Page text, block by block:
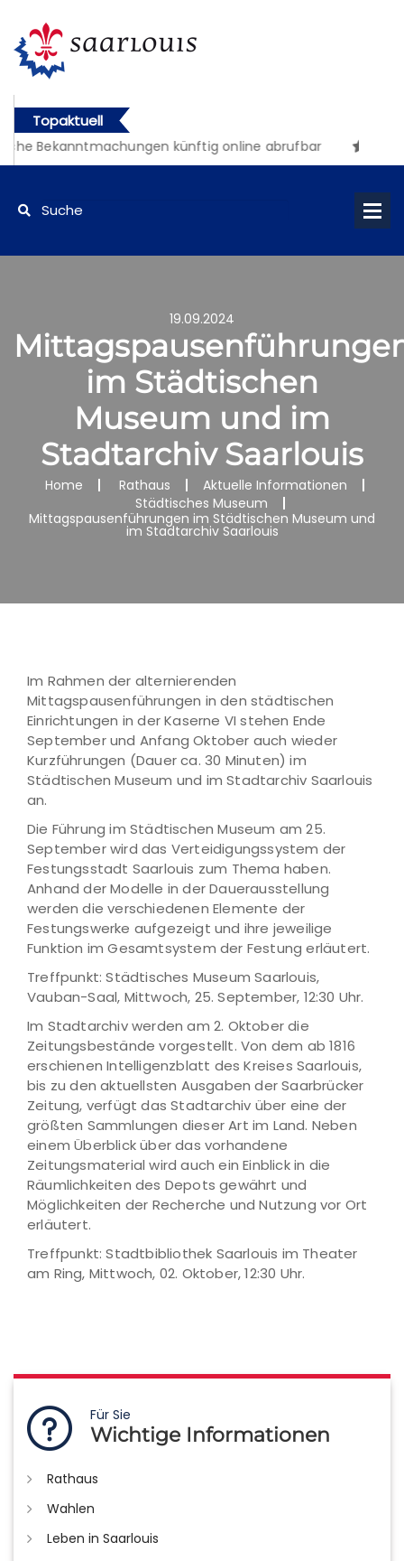
Topaktuell
Bekanntmachungen künftig online abrufbar
19.09.2024
im Städtischen
Museum und im
Stadtarchiv Saarlouis
Home Rathaus
Aktuelle Informationen
Städtisches Museum
Mittagspausenführungen im Städtischen Museum und
im Stadtarchiv Saarlouis
Im Rahmen der alternierenden
Mittagspausenführungen in den städtischen
Einrichtungen in der Kaserne VI stehen Ende
September und Anfang Oktober auch wieder
Kurzführungen (Dauer ca. 30 Minuten) im
Städtischen Museum und im Stadtarchiv Saarlouis
an.
Die Führung im Städtischen Museum am 25.
September wird das Verteidigungssystem der
Festungsstadt Saarlouis zum Thema haben.
Anhand der Modelle in der Dauerausstellung
werden die verschiedenen Elemente der
Festungswerke aufgezeigt und ihre jeweilige
Funktion im Gesamtsystem der Festung erläutert.
Treffpunkt: Städtisches Museum Saarlouis,
Vauban-Saal, Mittwoch, 25. September, 12:30 Uhr.
Im Stadtarchiv werden am 2. Oktober die
Zeitungsbestände vorgestellt. Von dem ab 1816
erschienen Intelligenzblatt des Kreises Saarlouis,
bis zu den aktuellsten Ausgaben der Saarbrücker
Zeitung, verfügt das Stadtarchiv über eine der
größten Sammlungen dieser Art im Land. Neben
einem Überblick über das vorhandene
Zeitungsmaterial wird auch ein Einblick in die
Räumlichkeiten des Depots gewährt und
Möglichkeiten der Recherche und Nutzung vor Ort
erläutert.
Treffpunkt: Stadtbibliothek Saarlouis im Theater
am Ring, Mittwoch, 02. Oktober, 12:30 Uhr.
Für Sie
Wichtige Informationen
Rathaus
Wahlen
Leben in Saarlouis